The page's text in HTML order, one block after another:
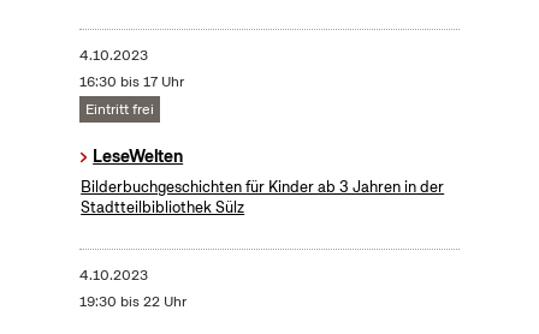
4.10.2023
16:30 bis 17 Uhr
Eintritt frei
LeseWelten
Bilderbuchgeschichten für Kinder ab 3 Jahren in der
Stadtteilbibliothek Sülz
4.10.2023
19:30 bis 22 Uhr